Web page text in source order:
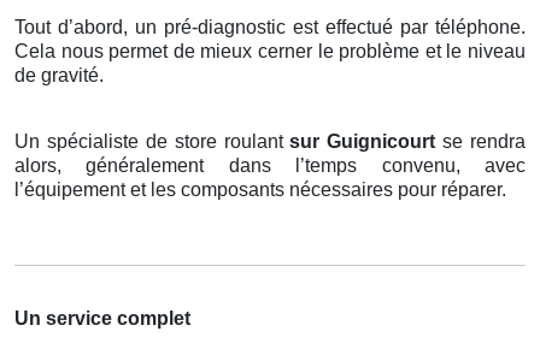
Tout d’abord, un pré-diagnostic est effectué par téléphone.
Cela nous permet de mieux cerner le problème et le niveau
de gravité.
Un spécialiste de store roulantsur Guignicourtse rendra
alors, généralement dans l’temps convenu, avec
l’équipement et les composants nécessaires pour réparer.
Un service complet